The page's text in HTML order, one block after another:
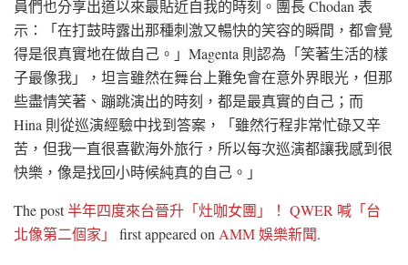
員們也分享出道以來最貼近自我的時刻。團長 Chodan 表
示：「在打鼓時露出那種刺激又暢快的笑容的瞬間，都會覺
得是很真實地在做自己。」Magenta 則認為「笑著生活的樣
子最像我」，坦言雖然在舞台上難免會在意外界眼光，但那
些盡情笑著、蹦跳演出的時刻，都是最真實的自己；而
Hina 則從巡演經驗中找到答案，「雖然行程非常忙碌又辛
苦，但我一直很喜歡海外旅行，所以每次巡演都讓我感到很
快樂，像是找回小時候純真的自己。」
The post半年四度來台晉升「灶咖女團」！ QWER 喊「台
北像第二個家」
first appeared onAMM 娛樂新聞.